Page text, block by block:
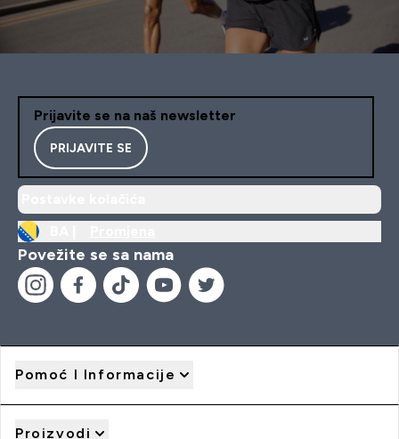
Prijavite se na naš newsletter
PRIJAVITE SE
Povežite se sa nama
Pomoć I Informacije
Proizvodi